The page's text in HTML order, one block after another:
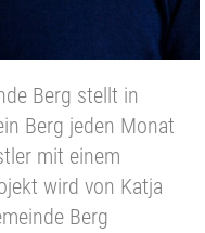
Berg stellt in
Berg jeden Monat
mit einem
wird von Katja
Berg